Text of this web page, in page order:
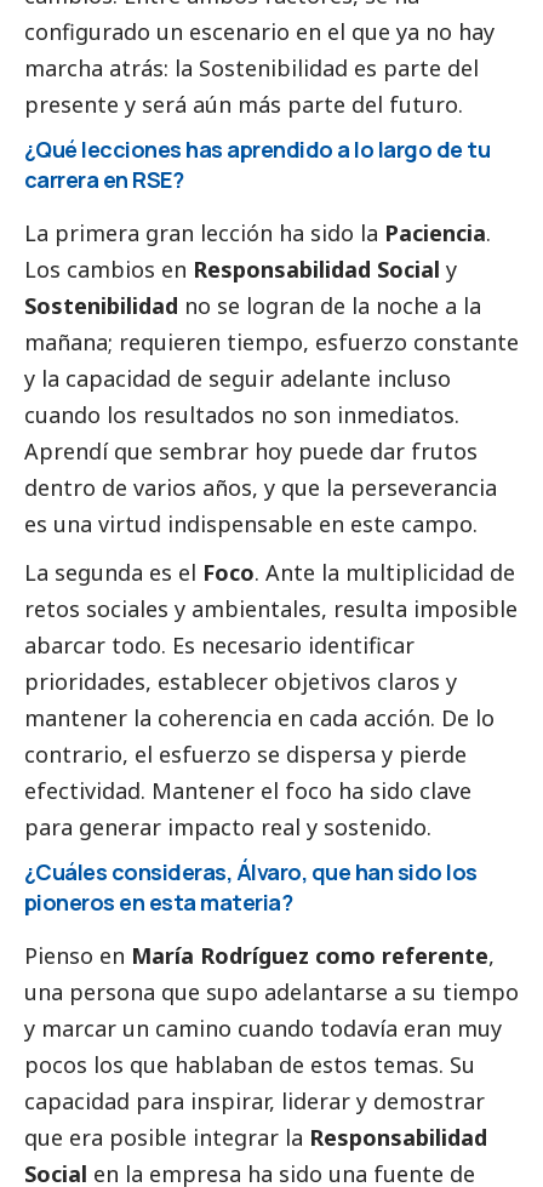
configurado un escenario en el que ya no hay
marcha atrás: la Sostenibilidad es parte del
presente y será aún más parte del futuro.
¿Qué lecciones has aprendido a lo largo de tu
carrera en RSE?
La primera gran lección ha sido la Paciencia.
Los cambios en Responsabilidad Social y
Sostenibilidad no se logran de la noche a la
mañana; requieren tiempo, esfuerzo constante
y la capacidad de seguir adelante incluso
cuando los resultados no son inmediatos.
Aprendí que sembrar hoy puede dar frutos
dentro de varios años, y que la perseverancia
es una virtud indispensable en este campo.
La segunda es el Foco. Ante la multiplicidad de
retos sociales y ambientales, resulta imposible
abarcar todo. Es necesario identificar
prioridades, establecer objetivos claros y
mantener la coherencia en cada acción. De lo
contrario, el esfuerzo se dispersa y pierde
efectividad. Mantener el foco ha sido clave
para generar impacto real y sostenido.
¿Cuáles consideras, Álvaro, que han sido los
pioneros en esta materia?
Pienso en María Rodríguez como referente,
una persona que supo adelantarse a su tiempo
y marcar un camino cuando todavía eran muy
pocos los que hablaban de estos temas. Su
capacidad para inspirar, liderar y demostrar
que era posible integrar la Responsabilidad
Social en la empresa ha sido una fuente de